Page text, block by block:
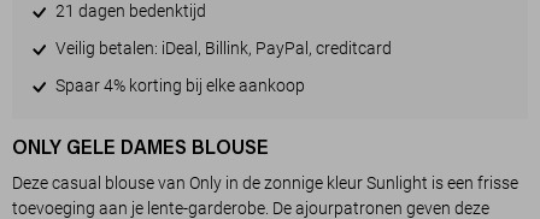
21 dagen bedenktijd
Veilig betalen: iDeal, Billink, PayPal, creditcard
Spaar 4% korting bij elke aankoop
ONLY GELE DAMES BLOUSE
Deze casual blouse van Only in de zonnige kleur Sunlight is een frisse
toevoeging aan je lente-garderobe. De ajourpatronen geven deze